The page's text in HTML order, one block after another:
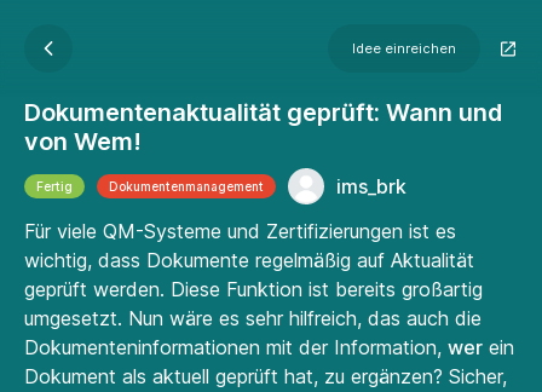
Idee einreichen
Dokumentenaktualität geprüft: Wann und
von Wem!
Fertig Dokumenten­manage­ment
ims_brk
Für viele QM-Systeme und Zertifizierungen ist es
wichtig, dass Dokumente regelmäßig auf Aktualität
geprüft werden. Diese Funktion ist bereits großartig
umgesetzt. Nun wäre es sehr hilfreich, das auch die
Dokumenteninformationen mit der Information, wer ein
Dokument als aktuell geprüft hat, zu ergänzen? Sicher,